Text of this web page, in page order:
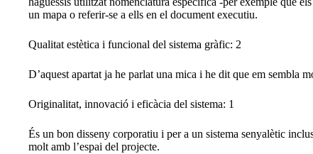
un mapa o referir-se a ells en el document executiu.
Qualitat estètica i funcional del sistema gràfic: 2
D’aquest apartat ja he parlat una mica i he dit que em sembla
Originalitat, innovació i eficàcia del sistema: 1
És un bon disseny corporatiu i per a un sistema senyalètic
molt amb l’espai del projecte.